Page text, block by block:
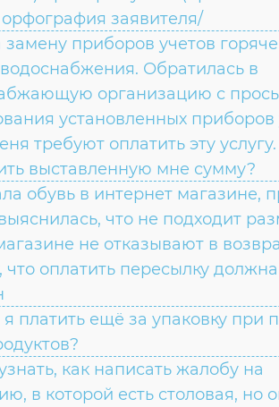
заявителя/
приборов учетов
Обратилась в
организацию с
установленных приборов
требуют оплатить эту
выставленную мне сумму?
обувь в интернет магазине,
что не подходит
не отказывают в
что оплатить пересылку
платить ещё за упаковку при
как написать жалобу на
в которой есть столовая, но